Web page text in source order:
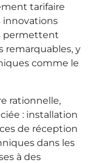
tarifaire
innovations
permettent
remarquables, y
comme le
rationnelle,
: installation
de réception
dans les
à des